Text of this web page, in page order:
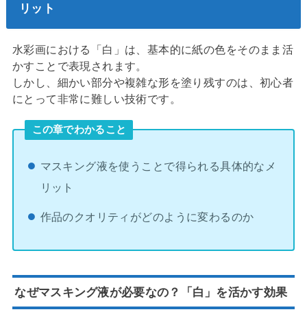
リット
水彩画における「白」は、基本的に紙の色をそのまま活
かすことで表現されます。
しかし、細かい部分や複雑な形を塗り残すのは、初心者
にとって非常に難しい技術です。
この章でわかること
マスキング液を使うことで得られる具体的なメ
リット
作品のクオリティがどのように変わるのか
なぜマスキング液が必要なの？「白」を活かす効果